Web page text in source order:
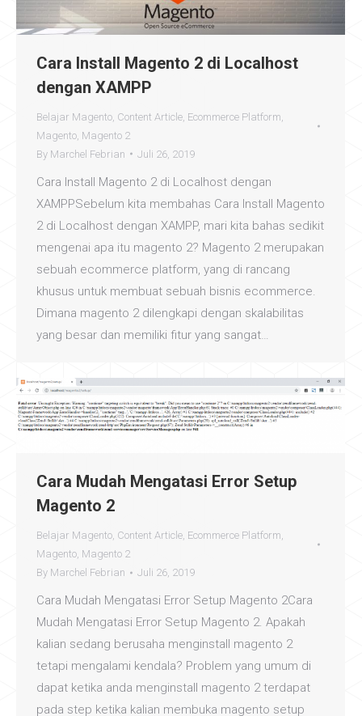
Cara Install Magento 2 di Localhost
dengan XAMPP
Belajar Magento Content Article Ecommerce Platform
Magento Magento 2
By Marchel Febrian Juli 26, 2019
Cara Install Magento 2 di Localhost dengan
XAMPPSebelum kita membahas Cara Install Magento
2 di Localhost dengan XAMPP, mari kita bahas sedikit
mengenai apa itu magento 2? Magento 2 merupakan
sebuah ecommerce platform, yang di rancang
khusus untuk membuat sebuah bisnis ecommerce.
Dimana magento 2 dilengkapi dengan skalabilitas
yang besar dan memiliki fitur yang sangat…
Cara Mudah Mengatasi Error Setup
Magento 2
Belajar Magento, Content Article, Ecommerce Platform,
Magento, Magento 2
By Marchel Febrian Juli 26, 2019
Cara Mudah Mengatasi Error Setup Magento 2Cara
Mudah Mengatasi Error Setup Magento 2. Apakah
kalian sedang berusaha menginstall magento 2
tetapi mengalami kendala? Problem yang umum di
dapat ketika anda menginstall magento 2 terdapat
pada step ketika kalian membuka magento setup